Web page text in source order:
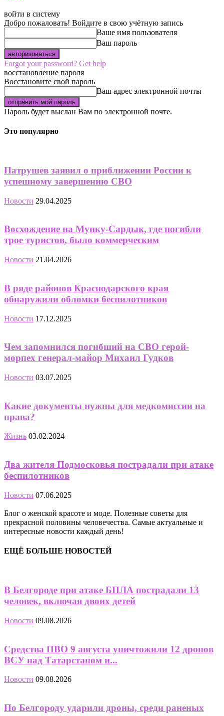
войти в систему
Добро пожаловать! Войдите в свою учётную запись
Ваше имя пользователя
Ваш пароль
Forgot your password? Get help
восстановление пароля
Восстановите свой пароль
Ваш адрес электронной почты
Пароль будет выслан Вам по электронной почте.
Это популярно
Патрушев заявил о приближении России к
успешному завершению СВО
Новости 29.04.2025
Восхождение на Мунку-Сардык, где погибли
трое туристов, было коммерческим
Новости 21.04.2026
В ряде районов Краснодарского края
обнаружили обломки беспилотников
Новости 17.12.2025
Чем запомнился погибший на СВО герой-
морпех генерал-майор Михаил Гудков
Новости 03.07.2025
Какие документы нужны для медкомиссии на
права?
Жизнь 03.02.2024
Два жителя Подмосковья пострадали при атаке
беспилотников
Новости 07.06.2025
Блог о женской красоте и моде. Полезные советы для
прекрасной половины человечества. Самые актуальные и
интересные новости каждый день!
ЕЩЁ БОЛЬШЕ НОВОСТЕЙ
В Белгороде при атаке БПЛА пострадали 13
человек, включая двоих детей
Новости 09.08.2026
Средства ПВО 9 августа уничтожили 12 дронов
ВСУ над Татарстаном и...
Новости 09.08.2026
По Белгороду ударили дроны, среди раненых